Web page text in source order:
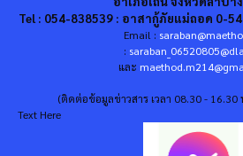
Tel : 054-838539 : อาสากู้ภัยแม่ถอด 0-
Email :
:
และ
(ติดต่อข้อมูลข่าวสาร เวลา 08.30 - 16.30
Text Here